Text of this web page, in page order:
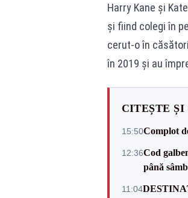
Harry Kane și
și fiind colegi în
cerut-o în
în 2019 și au
CITEȘTE ȘI
15:50Complot
12:36Cod
până
11:04